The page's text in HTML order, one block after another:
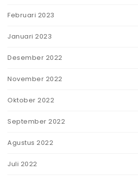
Februari 2023
Januari 2023
Desember 2022
November 2022
Oktober 2022
September 2022
Agustus 2022
Juli 2022